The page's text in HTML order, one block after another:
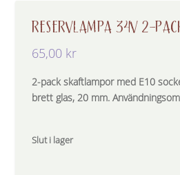
RESERVLAMPA 34V 2-
65,00 kr
2-pack skaftlampor med E10
brett glas, 20 mm.
Slut i lager